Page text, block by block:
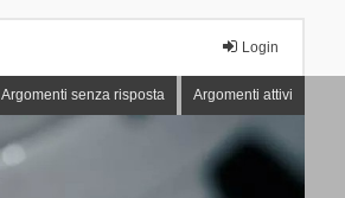
Login
Argomenti senza risposta Argomenti attivi